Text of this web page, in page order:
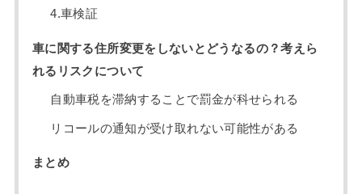
4.車検証
車に関する住所変更をしないとどうなるの？考えら
れるリスクについて
自動車税を滞納することで罰金が科せられる
リコールの通知が受け取れない可能性がある
まとめ